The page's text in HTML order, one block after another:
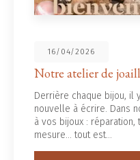
16/04/2026
atelier de joaillerie a
chaque bijou, il y a une
à écrire. Dans notre
vos bijoux : réparation,
tout est…